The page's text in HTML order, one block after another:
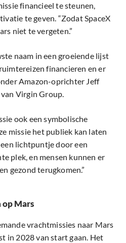
financieel te steunen,
te geven. “Zodat SpaceX
niet te vergeten.”
naam in een groeiende lijst
financieren en er
Amazon-oprichter Jeff
Virgin Group.
ook een symbolische
missie het publiek kan laten
lichtpuntje door een
plek, en mensen kunnen er
gezond terugkomen.”
op Mars
vrachtmissies naar Mars
in 2028 van start gaan. Het